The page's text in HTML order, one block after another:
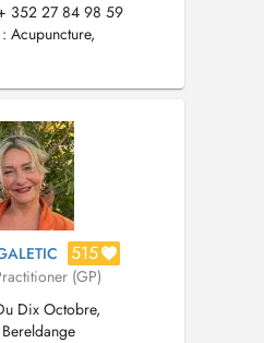
352 27 84 98 59
Acupuncture,
alimentaire
Chinoise , Ventouses ,
515
(GP)
Dix Octobre,